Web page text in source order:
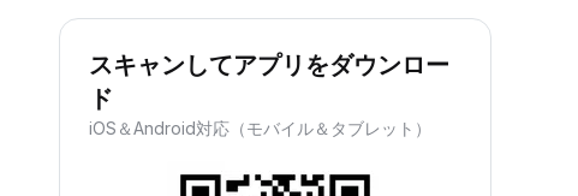
スキャンしてアプリをダウンロー
ド
iOS＆Android対応（モバイル＆タブレット）